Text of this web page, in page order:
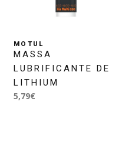
MOTUL
MASSA
LUBRIFICANTE DE
LITHIUM
5,79€